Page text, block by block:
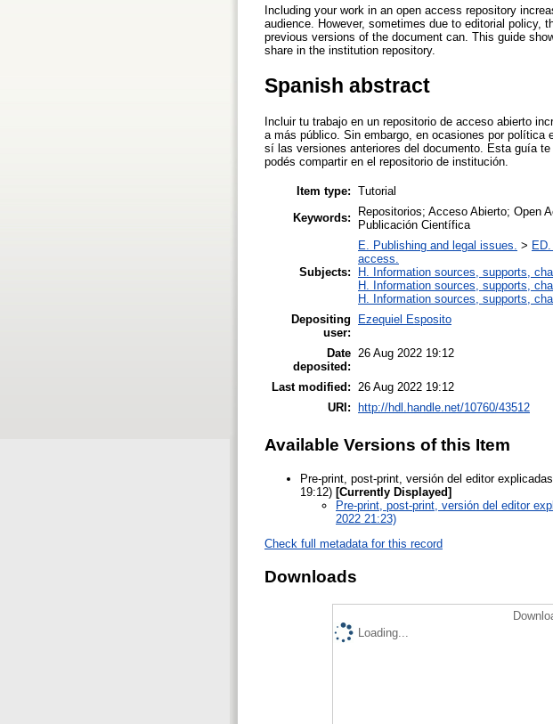
Including your work in an open access repository
audience. However, sometimes due to editorial policy,
previous versions of the document can. This guide
share in the institution repository.
Spanish abstract
Incluir tu trabajo en un repositorio de acceso abierto
a más público. Sin embargo, en ocasiones por política
sí las versiones anteriores del documento. Esta guía
podés compartir en el repositorio de institución.
Item type: Tutorial
Keywords:
Repositorios; Acceso Abierto; Open
Publicación Científica
Subjects:
E. Publishing and legal issues. >
access.
H. Information sources, supports,
H. Information sources, supports,
H. Information sources, supports,
Depositing
user:
Ezequiel Esposito
Date
deposited:
26 Aug 2022 19:12
Last modified:
26 Aug 2022 19:12
URI: http://hdl.handle.net/10760/43512
Available Versions of this Item
Pre-print, post-print, versión del editor
19:12) [Currently Displayed]
Pre-print, post-print, versión del editor
2022 21:23)
Check full metadata for this record
Downloads
Loading...